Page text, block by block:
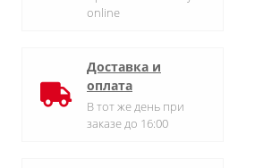
online
Доставка и
оплата
В тот же день при
заказе до 16:00